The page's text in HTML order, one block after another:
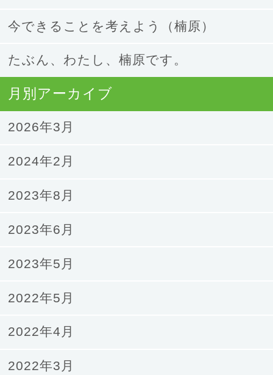
今できることを考えよう（楠原）
たぶん、わたし、楠原です。
月別アーカイブ
2026年3月
2024年2月
2023年8月
2023年6月
2023年5月
2022年5月
2022年4月
2022年3月